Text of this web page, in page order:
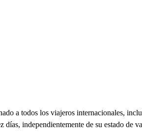
a todos los viajeros internacionales,
días, independientemente de su estado de